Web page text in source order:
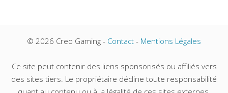
© 2026 Creo Gaming - Contact - Mentions Légales
Ce site peut contenir des liens sponsorisés ou affiliés vers
des sites tiers. Le propriétaire décline toute responsabilité